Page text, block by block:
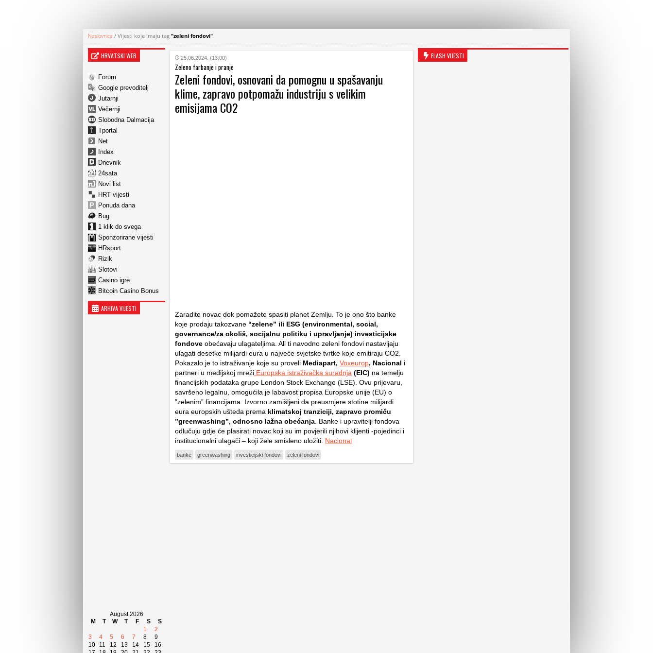
Naslovnica / Vijesti koje imaju tag "zeleni fondovi"
HRVATSKI WEB
Forum
Google prevoditelj
Jutarnji
Večernji
Slobodna Dalmacija
Tportal
Net
Index
Dnevnik
24sata
Novi list
HRT vijesti
Ponuda dana
Bug
1 klik do svega
Sponzorirane vijesti
HRsport
Rizik
Slotovi
Casino igre
Bitcoin Casino Bonus
ARHIVA VIJESTI
August 2026
M
T W T F S
S
1
2
3
4 5 6 7 8
9
10
11 12 13 14 15
16
25.06.2024. (13:00)
Zeleno farbanje i pranje
Zeleni fondovi, osnovani da pomognu u spašavanju
klime, zapravo potpomažu industriju s velikim
emisijama CO2
Zaradite novac dok pomažete spasiti planet Zemlju. To je ono što banke
koje prodaju takozvane “zelene” ili ESG (environmental, social,
governance/za okoliš, socijalnu politiku i upravljanje) investicijske
fondove obećavaju ulagateljima. Ali ti navodno zeleni fondovi nastavljaju
ulagati desetke milijardi eura u najveće svjetske tvrtke koje emitiraju CO2.
Pokazalo je to istraživanje koje su proveli Mediapart, Voxeurop, Nacional i
partneri u medijskoj mreži Europska istraživačka suradnja (EIC) na temelju
financijskih podataka grupe London Stock Exchange (LSE). Ovu prijevaru,
savršeno legalnu, omogućila je labavost propisa Europske unije (EU) o
”zelenim” financijama. Izvorno zamišljeni da preusmjere stotine milijardi
eura europskih ušteda prema klimatskoj tranziciji, zapravo promiču
”greenwashing”, odnosno lažna obećanja . Banke i upravitelji fondova
odlučuju gdje će plasirati novac koji su im povjerili njihovi klijenti -pojedinci i
institucionalni ulagači – koji žele smisleno uložiti. Nacional
banke greenwashing investicijski fondovi zeleni fondovi
FLASH VIJESTI